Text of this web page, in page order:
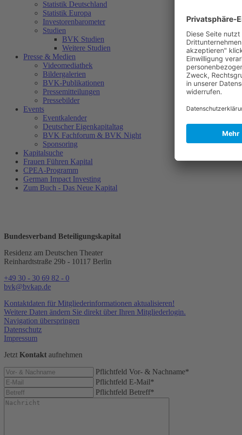
Statistik Deutschland
Statistik Europa
Investorenbarometer
Studien
BVK Studien
Weitere Studien
Presse & Medien
Videomediathek
Bildergalerien
BVK-Publikationen
Pressemitteilungen
Pressebilder
Events
Eventkalender
Deutscher Eigenkapitaltag
BVK Fachforum & BVK Night
Sponsoring
Kapitalsuche
Frauen Führen Kapital
CPEA-Programm
German Impact Investing
Zum Buch - Das Neue Kapital
Bundesverband Beteiligungskapital
Residenz am Deutschen Theater
Reinhardtstraße 29b - 10117 Berlin
+49 30 - 30 69 82 - 0
bvk@bvkap.de
Kontaktdaten für Mitglieder­informationen aktualisieren!
Weitere Daten ändern Sie direkt über Ihren Mitgliederlogin.
Navigation überspringen
Datenschutz
Impressum
Jetzt Kontakt aufnehmen
Pflichtfeld Vor- & Nachname*
Pflichtfeld E-Mail*
Pflichtfeld Betreff*